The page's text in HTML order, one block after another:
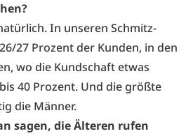
In unseren Schmitz-
27 Prozent der Kunden, in den
wo die Kundschaft etwas
40 Prozent. Und die größte
die Männer.
sagen, die Älteren rufen